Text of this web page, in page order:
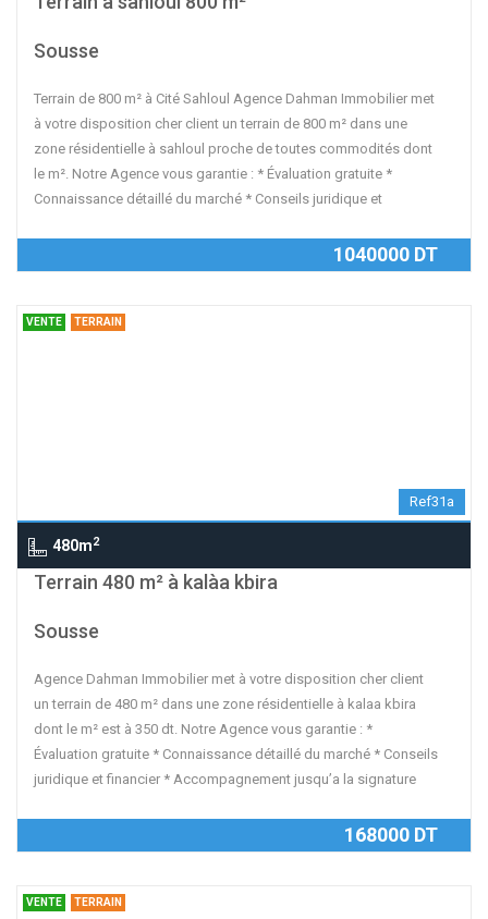
Sousse
Terrain de 800 m² à Cité Sahloul Agence Dahman Immobilier met
à votre disposition cher client un terrain de 800 m² dans une
zone résidentielle à sahloul proche de toutes commodités dont
le m². Notre Agence vous garantie : * Évaluation gratuite *
Connaissance détaillé du marché * Conseils juridique et
1040000 DT
VENTE TERRAIN
Ref31a
480m2
contributors
Terrain 480 m² à kalàa kbira
Sousse
Agence Dahman Immobilier met à votre disposition cher client
un terrain de 480 m² dans une zone résidentielle à kalaa kbira
dont le m² est à 350 dt. Notre Agence vous garantie : *
Évaluation gratuite * Connaissance détaillé du marché * Conseils
juridique et financier * Accompagnement jusqu’a la signature
168000 DT
VENTE TERRAIN